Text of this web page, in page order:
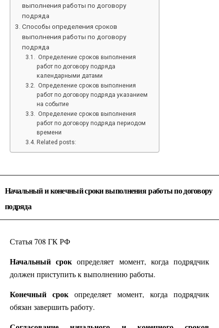
выполнения работы по договору
подряда
Способы определения сроков
выполнения работы по договору
подряда
Определение сроков выполнения
работ по договору подряда
календарными датами
Определение сроков выполнения
работ по договору подряда указанием
на событие
Определение сроков выполнения
работ по договору подряда периодом
времени
Related posts:
Начальный и конечный сроки выполнения работы по договору
подряда
Статья 708 ГК РФ
Начальный срок определяет момент, когда подрядчик
должен приступить к выполнению работы.
Конечный срок определяет момент, когда подрядчик
обязан завершить работу.